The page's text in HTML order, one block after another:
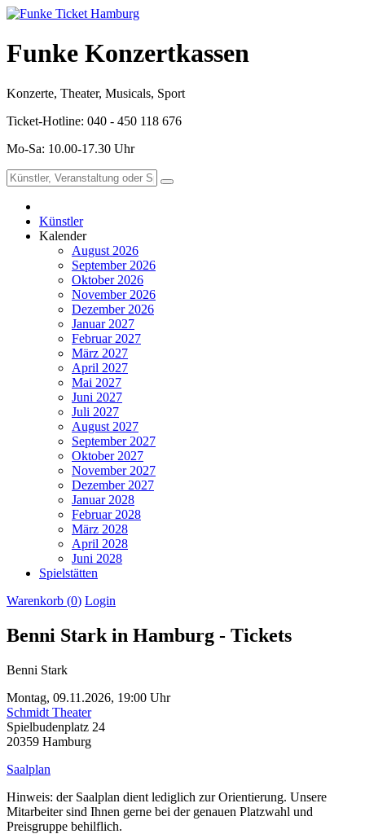
Funke Konzertkassen
Konzerte, Theater, Musicals, Sport
Ticket-Hotline: 040 - 450 118 676
Mo-Sa: 10.00-17.30 Uhr
Künstler
Kalender
August 2026
September 2026
Oktober 2026
November 2026
Dezember 2026
Januar 2027
Februar 2027
März 2027
April 2027
Mai 2027
Juni 2027
Juli 2027
August 2027
September 2027
Oktober 2027
November 2027
Dezember 2027
Januar 2028
Februar 2028
März 2028
April 2028
Juni 2028
Spielstätten
Warenkorb (0) Login
Benni Stark in Hamburg - Tickets
Benni Stark
Montag, 09.11.2026, 19:00 Uhr
Schmidt Theater
Spielbudenplatz 24
20359 Hamburg
Saalplan
Hinweis: der Saalplan dient lediglich zur Orientierung. Unsere
Mitarbeiter sind Ihnen gerne bei der genauen Platzwahl und
Preisgruppe behilflich.